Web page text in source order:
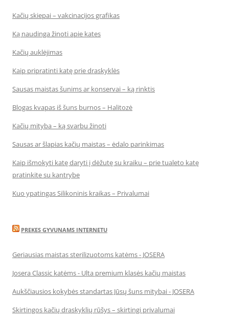
Kačių skiepai – vakcinacijos grafikas
Ką naudinga žinoti apie kates
Kačių auklėjimas
Kaip pripratinti katę prie draskyklės
Sausas maistas šunims ar konservai – ką rinktis
Blogas kvapas iš šuns burnos – Halitozė
Kačių mityba – ką svarbu žinoti
Sausas ar šlapias kačių maistas – ėdalo parinkimas
Kaip išmokyti katę daryti į dėžutę su kraiku – prie tualeto katę
pratinkite su kantrybe
Kuo ypatingas Silikoninis kraikas – Privalumai
PREKES GYVUNAMS INTERNETU
Geriausias maistas sterilizuotoms katėms - JOSERA
Josera Classic katėms - Ulta premium klasės kačių maistas
Aukščiausios kokybės standartas Jūsų šuns mitybai - JOSERA
Skirtingos kačių draskyklių rūšys – skirtingi privalumai